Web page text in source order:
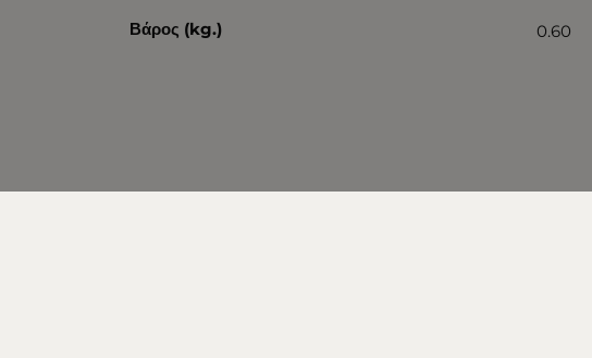
Βάρος (kg.) 0.60